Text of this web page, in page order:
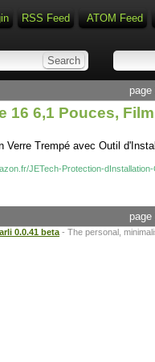
RSS Feed ATOM Feed
6,1 Pouces,
Trempé avec Outil
JETech-Protection-
0.0.41 beta - The personal,